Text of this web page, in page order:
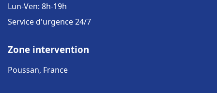
Lun-Ven: 8h-19h
Service d'urgence 24/7
Zone intervention
Poussan, France